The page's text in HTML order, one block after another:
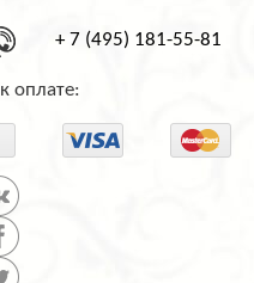
+ 7 (495) 181-55-81
оплате: